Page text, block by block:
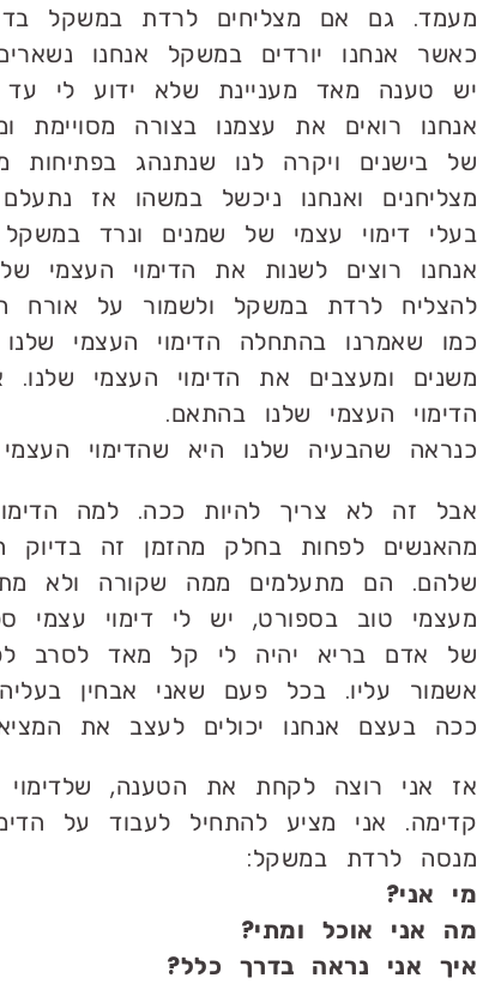
מעמד. גם אם מצליחים לרדת במשקל
כאשר אנחנו יורדים במשקל אנחנו
יש טענה מאד מעניינת שלא ידוע לי עד
אנחנו רואים את עצמנו בצורה מסויימת
של בישנים ויקרה לנו שנתנהג בפתיחות
מצליחנים ואנחנו ניכשל במשהו אז
בעלי דימוי עצמי של שמנים ונרד
אנחנו רוצים לשנות את הדימוי העצמי
להצליח לרדת במשקל ולשמור על אורח
כמו שאמרנו בהתחלה הדימוי העצמי
משנים ומעצבים את הדימוי העצמי
הדימוי העצמי שלנו בהתאם.
כנראה שהבעיה שלנו היא שהדימוי
אבל זה לא צריך להיות ככה. למה
מהאנשים לפחות בחלק מהזמן זה
שלהם. הם מתעלמים ממה שקורה ולא
מעצמי טוב בספורט, יש לי דימוי עצמי
של אדם בריא יהיה לי קל מאד לסרב
אשמור עליו. בכל פעם שאני אבחין
ככה בעצם אנחנו יכולים לעצב את
אז אני רוצה לקחת את הטענה, שלדימוי
קדימה. אני מציע להתחיל לעבוד על
מנסה לרדת במשקל:
מי אני?
מה אני אוכל ומתי?
איך אני נראה בדרך כלל?